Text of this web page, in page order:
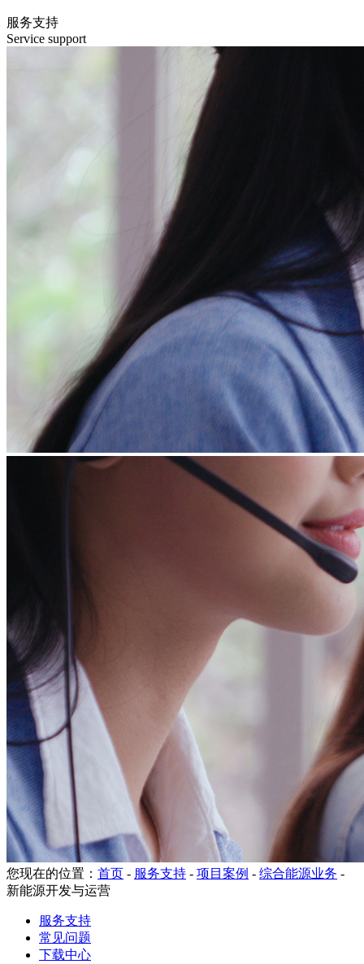
服务支持
Service support
您现在的位置： 首页 - 服务支持 - 项目案例 - 综合能源业务 -
新能源开发与运营
服务支持
常见问题
下载中心